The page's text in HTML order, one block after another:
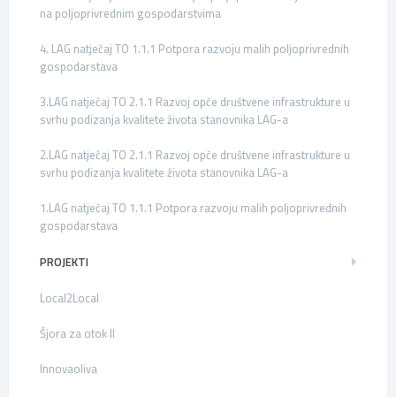
na poljoprivrednim gospodarstvima
4. LAG natječaj TO 1.1.1 Potpora razvoju malih poljoprivrednih
gospodarstava
3.LAG natječaj TO 2.1.1 Razvoj opće društvene infrastrukture u
svrhu podizanja kvalitete života stanovnika LAG-a
2.LAG natječaj TO 2.1.1 Razvoj opće društvene infrastrukture u
svrhu podizanja kvalitete života stanovnika LAG-a
1.LAG natječaj TO 1.1.1 Potpora razvoju malih poljoprivrednih
gospodarstava
PROJEKTI
Local2Local
Šjora za otok II
Innovaoliva